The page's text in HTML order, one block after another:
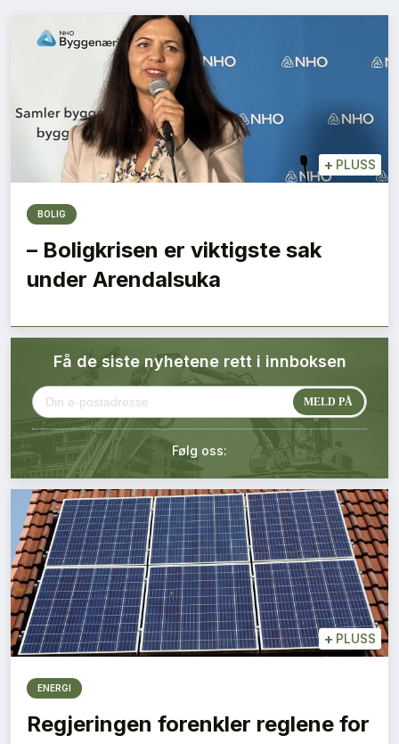
Eiendom
Tips redaksjonen
Annonsering
Abonnement Pluss
Kontakt oss
Login
+ PLUSS
BOLIG
– Boligkrisen er viktigste sak
under Arendalsuka
Få de siste nyhetene rett i innboksen
Følg oss:
+ PLUSS
ENERGI
Regjeringen forenkler reglene for